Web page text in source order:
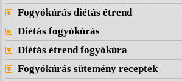
Fogyókúrás diétás étrend
Diétás fogyókúrás
Diétás étrend fogyókúra
Fogyókúrás sütemény receptek